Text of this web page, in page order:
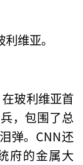
维亚。
玻利维亚首
，包围了总
弹。CNN还
府的金属大